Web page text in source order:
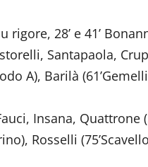
rigore, 28’ e 41’
Santapaola,
A), Barilà
Insana,
Rosselli